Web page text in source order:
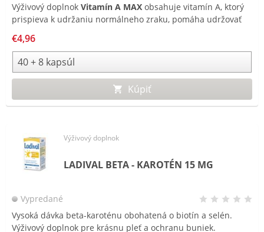
Výživový doplnok Vitamín A MAX obsahuje vitamín A, ktorý
prispieva k udržaniu normálneho zraku, pomáha udržovať
systému.
€4,96
Kúpiť
Výživový doplnok
LADIVAL BETA - KAROTÉN 15 MG
Vypredané
Vysoká dávka beta-karoténu obohatená o biotín a selén.
Výživový doplnok pre krásnu pleť a ochranu buniek.